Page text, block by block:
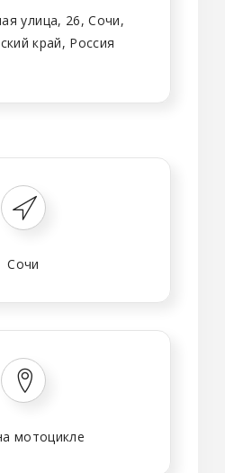
улица, 26, Сочи,
край, Россия
Сочи
мотоцикле